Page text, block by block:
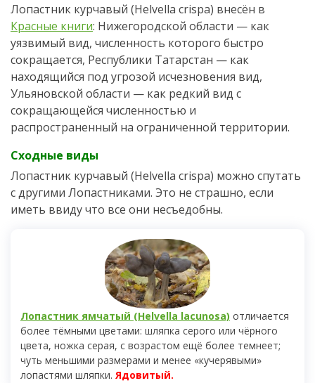
Лопастник курчавый (Helvella crispa) внесён в
Красные книги: Нижегородской области — как
уязвимый вид, численность которого быстро
сокращается, Республики Татарстан — как
находящийся под угрозой исчезновения вид,
Ульяновской области — как редкий вид с
сокращающейся численностью и
распространенный на ограниченной территории.
Сходные виды
Лопастник курчавый (Helvella crispa) можно спутать
с другими Лопастниками. Это не страшно, если
иметь ввиду что все они несъедобны.
Лопастник ямчатый (Helvella lacunosa) отличается
более тёмными цветами: шляпка серого или чёрного
цвета, ножка серая, с возрастом ещё более темнеет;
чуть меньшими размерами и менее «кучерявыми»
лопастями шляпки. Ядовитый.